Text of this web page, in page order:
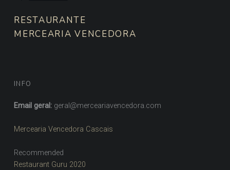
RESTAURANTE
MERCEARIA VENCEDORA
INFO
Email geral: geral@merceariavencedora.com
Mercearia Vencedora Cascais
Recommended
Restaurant Guru 2020